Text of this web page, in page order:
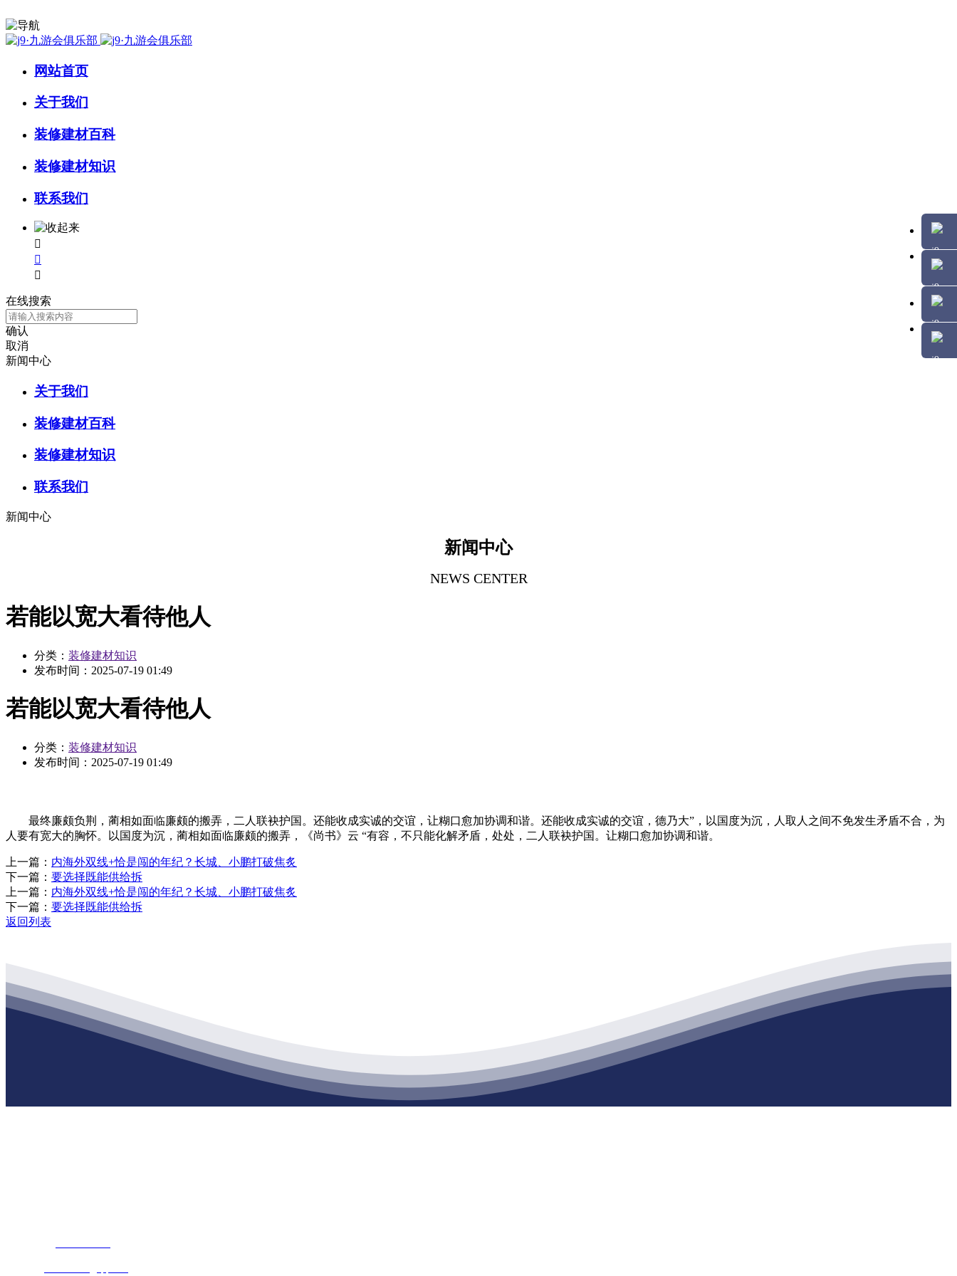
网站首页
关于我们
装修建材百科
装修建材知识
联系我们



在线搜索
确认
取消
新闻中心
关于我们
装修建材百科
装修建材知识
联系我们
新闻中心
新闻中心
NEWS CENTER
若能以宽大看待他人
分类： 装修建材知识
发布时间： 2025-07-19 01:49
若能以宽大看待他人
分类： 装修建材知识
发布时间： 2025-07-19 01:49
最终廉颇负荆，蔺相如面临廉颇的搬弄，二人联袂护国。还能收成实诚的交谊，让糊口愈加协调和谐。还能收成实诚的交谊，德乃大”，以国度为沉，人取人之间不免发生矛盾不合，为
人要有宽大的胸怀。以国度为沉，蔺相如面临廉颇的搬弄，《尚书》云 “有容，不只能化解矛盾，处处，二人联袂护国。让糊口愈加协调和谐。
上一篇： 内海外双线+恰是闯的年纪？长城、小鹏打破焦炙
下一篇： 要选择既能供给拆
上一篇： 内海外双线+恰是闯的年纪？长城、小鹏打破焦炙
下一篇： 要选择既能供给拆
返回列表